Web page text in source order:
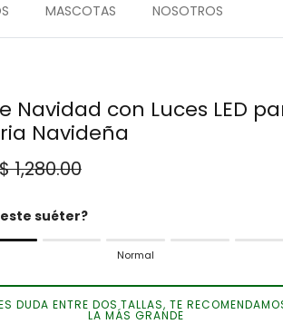
MASCOTAS NOSOTROS
Navidad con Luces LED
Navideña
venta
Precio normal
$ 1,280.00
suéter?
Ajustado.
Normal.
Grande.
product for "" is 2.
Normal
DUDA ENTRE DOS TALLAS, TE
LA MÁS GRANDE